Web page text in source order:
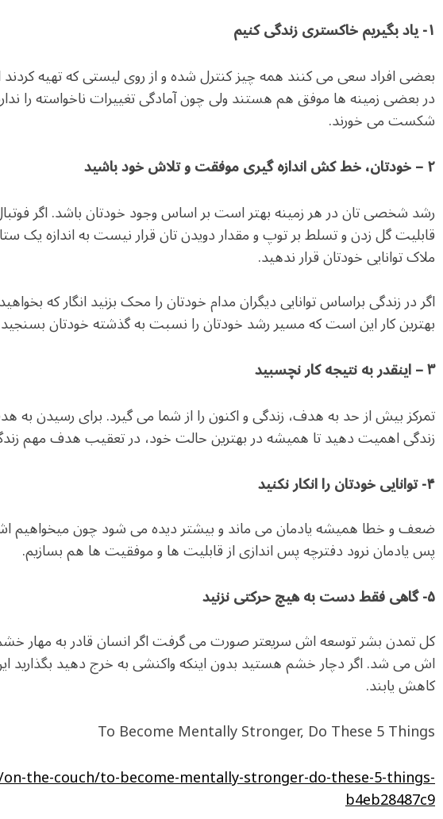
۱- یاد بگیریم خاکستری زندگی کنیم
بعضی افراد سعی می کنند همه چیز کنترل شده و از روی لیستی که تهیه کردند
در بعضی زمینه ها موفق هم هستند ولی چون آمادگی تغییرات ناخواسته را
شکست می خورند.
۲ – خودتان، خط کش اندازه گیری موفقت و تلاش خود باشید
رشد شخصی تان در هر زمینه بهتر است بر اساس وجود خودتان باشد. اگر
قابلیت گل زدن و تسلط بر توپ و مقدار دویدن تان قرار نیست به اندازه یک
ملاک توانایی خودتان قرار ندهید.
اگر در زندگی براساس توانایی دیگران مدام خودتان را محک بزنید انگار که
بهترین کار این است که مسیر رشد خودتان را نسبت به گذشته خودتان
۳ – اینقدر به نتیجه کار نچسبید
تمرکز بیش از حد به هدف، زندگی و اکنون را از شما می گیرد. برای رسیدن
زندگی اهمیت دهید تا همیشه در بهترین حالت خود، در تعقیب هدف مهم
۴- توانایی خودتان را انکار نکنید
ضعف و خطا همیشه یادمان می ماند و بیشتر دیده می شود چون میخواهیم
پس یادمان نرود دفترچه پس اندازی از قابلیت ها و موفقیت ها هم بسازیم.
۵- گاهی فقط دست به هیچ حرکتی نزنید
کل تمدن بشر توسعه اش سریعتر صورت می گرفت اگر انسان قادر به مهار
اش می شد. اگر دچار خشم هستید بدون اینکه واکنشی به خرج دهید بگذارید
کاهش یابند.
To Become Mentally Stronger, Do These 5 Things
the-couch/to-become-mentally-stronger-do-these-5-things-
b4eb28487c9